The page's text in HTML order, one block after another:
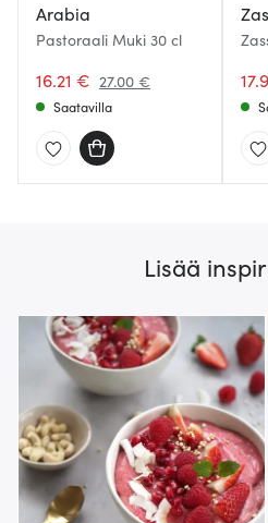
Arabia
Pastoraali Muki 30 cl
16.21 € 27.00 €
Saatavilla
Lisää